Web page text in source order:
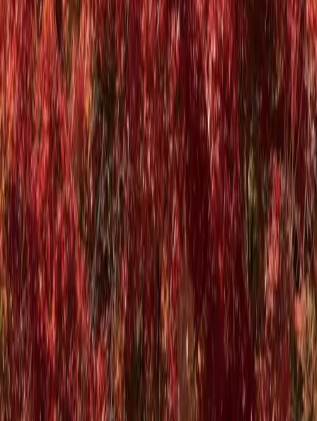
hakkında detaylı bilgi ve rezervasyon için iletişim bilgilerinizi
bırakın, sizi arayalım.
KVKK aydınlatma metnini okudum ve kabul ediyorum.
Tanıtım, kampanya ve bilgilendirme amaçlı elektronik ileti almayı
kabul ediyorum.
Bilgi Al
Hayalindeki Rotayı Keşfet
Antonina Turizm · Belge No 4011
İletişim
0850 303 50 90
info@antoninaturizm.com
Ergenekon Mah. Halaskargazi Cad. Meydan Apt. No: 9/1
Şişli/İstanbul
Pzt - Cmt: 09:00 - 18:00
Yasal